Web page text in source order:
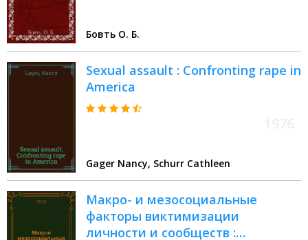
Бовть О. Б.
Sexual assault : Confronting rape in
America
Gager Nancy, Schurr Cathleen
Макро- и мезосоциальные
факторы виктимизации
личности и сообществ :